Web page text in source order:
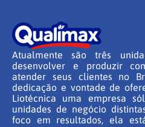
Atualmente são três
desenvolver e produzir
atender seus clientes no
dedicação e vontade de
Liotécnica uma empresa
unidades de negócio
foco em resultados, ela